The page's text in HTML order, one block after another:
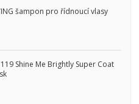
šampon pro řídnoucí vlasy
119 Shine Me Brightly Super Coat